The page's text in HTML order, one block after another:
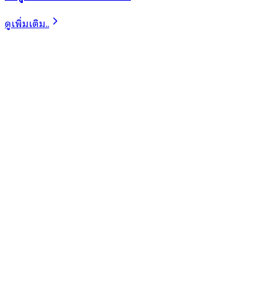
ดูเพิ่มเติม..